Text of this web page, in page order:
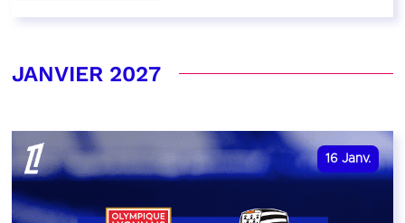
JANVIER 2027
16 Janv.